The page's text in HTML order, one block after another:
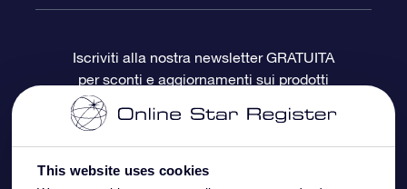
This website uses cookies
OSR Recensioni
Gift Card OSR
Doni aziendali
Star Page personalizzata
One Million Stars
Informazioni di Pagamento
Iscriviti alla nostra newsletter GRATUITA
per sconti e aggiornamenti sui prodotti